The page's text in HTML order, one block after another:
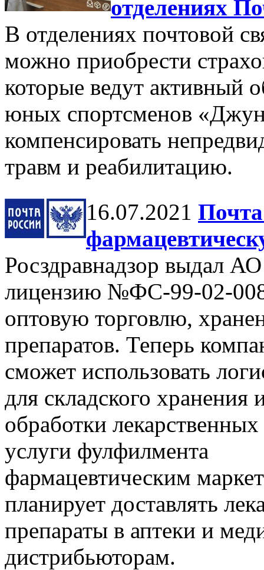
отделениях
В отделениях почтовой
можно приобрести
которые ведут активный
юных спортсменов
компенсировать
травм и реабилитацию.
16.07.2021
Росздравнадзор выдал
лицензию №ФС-99-02-
оптовую торговлю,
препаратов. Теперь
сможет использовать
для складского хранения
обработки
услуги фулфилмента
фармацевтическим
планирует доставлять
препараты в аптеки и
дистрибьюторам.